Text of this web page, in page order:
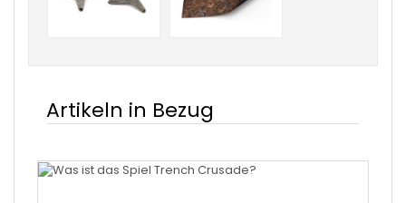
Artikeln in Bezug